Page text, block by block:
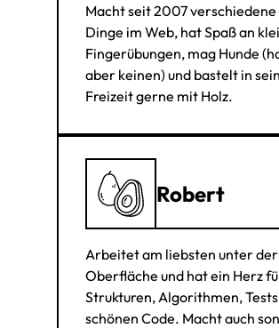
Macht seit 2007 verschiedene
Dinge im Web, hat Spaß an
Fingerübungen, mag Hunde
aber keinen) und bastelt in
Freizeit gerne mit Holz.
Robert
Arbeitet am liebsten unter der
Oberfläche und hat ein Herz
Strukturen, Algorithmen,
schönen Code. Macht auch